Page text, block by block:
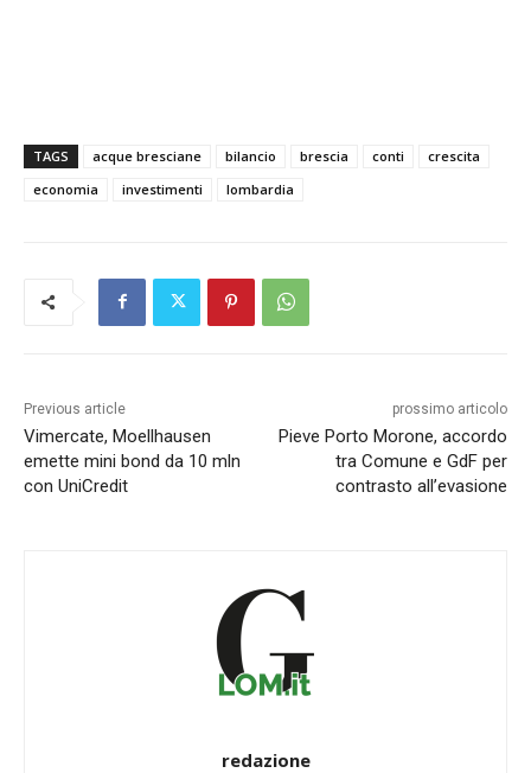
TAGS acque bresciane bilancio brescia conti
crescita
economia
investimenti lombardia
Previous article
Vimercate, Moellhausen
emette mini bond da 10 mln
con UniCredit
prossimo articolo
Pieve Porto Morone, accordo
tra Comune e GdF per
contrasto all’evasione
redazione